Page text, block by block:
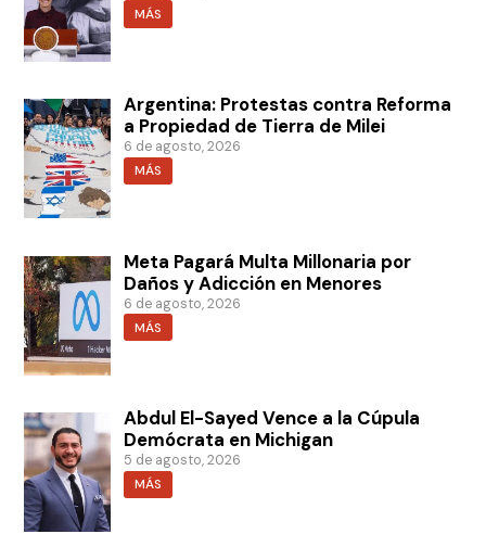
MÁS
Argentina: Protestas contra Reforma
a Propiedad de Tierra de Milei
6 de agosto, 2026
MÁS
Meta Pagará Multa Millonaria por
Daños y Adicción en Menores
6 de agosto, 2026
MÁS
Abdul El-Sayed Vence a la Cúpula
Demócrata en Michigan
5 de agosto, 2026
MÁS